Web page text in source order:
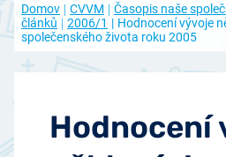
Domov CVVM Časopis naše
článků
2006/1
Hodnocení vývoje
společenského života roku 2005
Hodnocení